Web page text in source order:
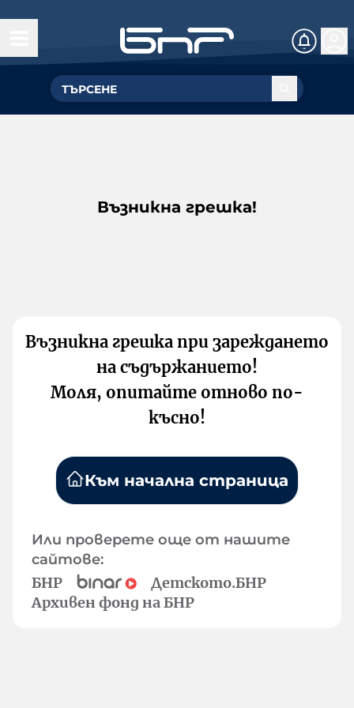
Възникна грешка!
Възникна грешка при зареждането
на съдържанието!
Моля, опитайте отново по-
късно!
Към начална страница
Или проверете още от нашите
сайтове:
БНР
Детското.БНР
Архивен фонд на БНР